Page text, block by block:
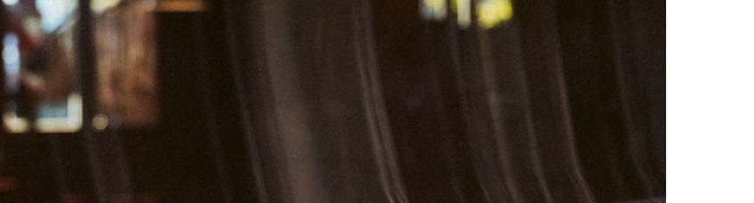
07 08 10
14 15 16 17
18
21 23
25